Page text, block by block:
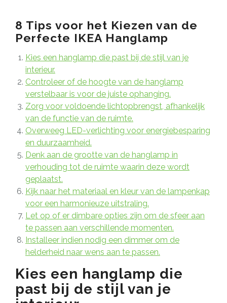
8 Tips voor het Kiezen van de
Perfecte IKEA Hanglamp
Kies een hanglamp die past bij de stijl van je
interieur.
Controleer of de hoogte van de hanglamp
verstelbaar is voor de juiste ophanging.
Zorg voor voldoende lichtopbrengst, afhankelijk
van de functie van de ruimte.
Overweeg LED-verlichting voor energiebesparing
en duurzaamheid.
Denk aan de grootte van de hanglamp in
verhouding tot de ruimte waarin deze wordt
geplaatst.
Kijk naar het materiaal en kleur van de lampenkap
voor een harmonieuze uitstraling.
Let op of er dimbare opties zijn om de sfeer aan
te passen aan verschillende momenten.
Installeer indien nodig een dimmer om de
helderheid naar wens aan te passen.
Kies een hanglamp die
past bij de stijl van je